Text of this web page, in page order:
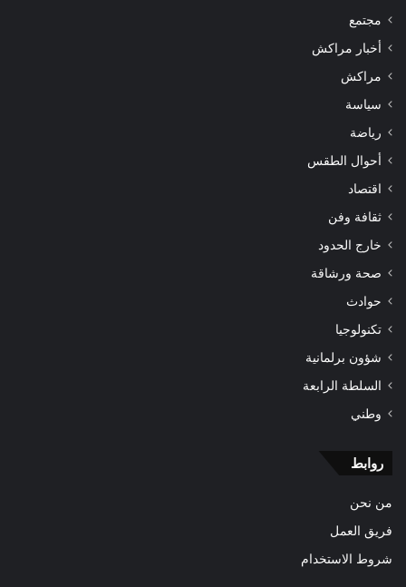
مجتمع
أخبار مراكش
مراكش
سياسة
رياضة
أحوال الطقس
اقتصاد
ثقافة وفن
خارج الحدود
صحة ورشاقة
حوادث
تكنولوجيا
شؤون برلمانية
السلطة الرابعة
وطني
روابط
من نحن
فريق العمل
شروط الاستخدام